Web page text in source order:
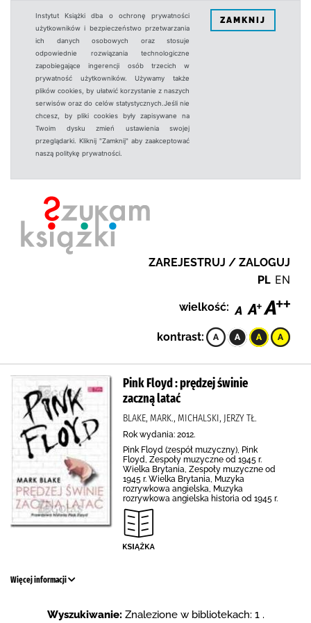
Instytut Książki dba o ochronę prywatności
użytkowników i bezpieczeństwo przetwarzania
ich danych osobowych oraz stosuje
odpowiednie rozwiązania technologiczne
zapobiegające ingerencji osób trzecich w
prywatność użytkowników. Używamy także
plików cookies, by ułatwić korzystanie z naszych
serwisów oraz do celów statystycznych.Jeśli nie
chcesz, by pliki cookies były zapisywane na
Twoim dysku zmień ustawienia swojej
przeglądarki. Kliknij "Zamknij" aby zaakceptować
naszą politykę prywatności.
ZAMKNIJ
ZAREJESTRUJ / ZALOGUJ
PL EN
wielkość:
kontrast:
Pink Floyd : prędzej świnie
zaczną latać
BLAKE, MARK., MICHALSKI, JERZY TŁ.
Rok wydania: 2012.
Pink Floyd (zespół muzyczny), Pink
Floyd, Zespoły muzyczne od 1945 r.
Wielka Brytania, Zespoły muzyczne od
1945 r. Wielka Brytania, Muzyka
rozrywkowa angielska, Muzyka
rozrywkowa angielska historia od 1945 r.
Więcej informacji
Wyszukiwanie: Znalezione w bibliotekach: 1 .